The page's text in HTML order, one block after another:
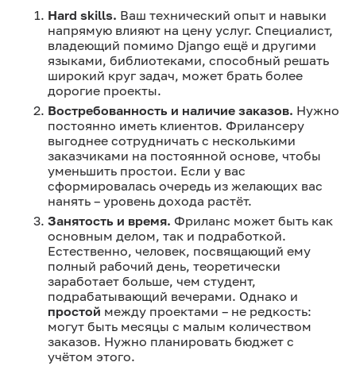
Hard skills. Ваш технический опыт и навыки
напрямую влияют на цену услуг. Специалист,
владеющий помимо Django ещё и другими
языками, библиотеками, способный решать
широкий круг задач, может брать более
дорогие проекты.
Востребованность и наличие заказов. Нужно
постоянно иметь клиентов. Фрилансеру
выгоднее сотрудничать с несколькими
заказчиками на постоянной основе, чтобы
уменьшить простои. Если у вас
сформировалась очередь из желающих вас
нанять – уровень дохода растёт.
Занятость и время. Фриланс может быть как
основным делом, так и подработкой.
Естественно, человек, посвящающий ему
полный рабочий день, теоретически
заработает больше, чем студент,
подрабатывающий вечерами. Однако и
простой между проектами – не редкость:
могут быть месяцы с малым количеством
заказов. Нужно планировать бюджет с
учётом этого.